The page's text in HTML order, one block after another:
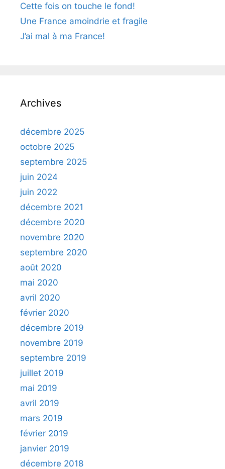
Cette fois on touche le fond!
Une France amoindrie et fragile
J’ai mal à ma France!
Archives
décembre 2025
octobre 2025
septembre 2025
juin 2024
juin 2022
décembre 2021
décembre 2020
novembre 2020
septembre 2020
août 2020
mai 2020
avril 2020
février 2020
décembre 2019
novembre 2019
septembre 2019
juillet 2019
mai 2019
avril 2019
mars 2019
février 2019
janvier 2019
décembre 2018